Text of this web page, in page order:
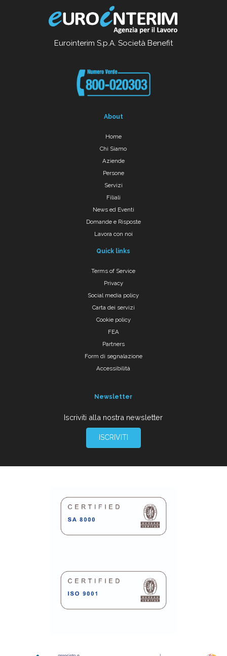
Eurointerim S.p.A. Società Benefit
About
Home
Chi Siamo
Aziende
Persone
Servizi
Filiali
News ed Eventi
Domande e Risposte
Lavora con noi
Quick links
Terms of Service
Privacy
Social media policy
Carta dei servizi
Cookie policy
FEA
Partners
Form di segnalazione
Accessibilità
Newsletter
Iscriviti alla nostra newsletter
ISCRIVITI